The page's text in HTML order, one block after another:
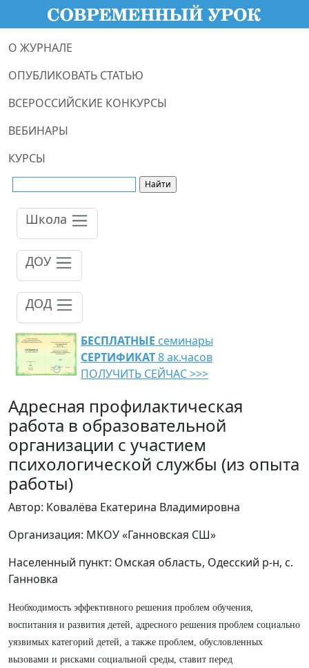
О ЖУРНАЛЕ
ОПУБЛИКОВАТЬ СТАТЬЮ
ВСЕРОССИЙСКИЕ КОНКУРСЫ
ВЕБИНАРЫ
КУРСЫ
Школа
ДОУ
ДОД
БЕСПЛАТНЫЕ семинары
СЕРТИФИКАТ8 ак.часов
ПОЛУЧИТЬ СЕЙЧАС >>>
Адресная профилактическая
работа в образовательной
организации с участием
психологической службы (из опыта
работы)
Автор: Ковалёва Екатерина Владимировна
Организация: МКОУ «Ганновская СШ»
Населенный пункт: Омская область, Одесский р-н, с.
Ганновка
Необходимость эффективного решения проблем обучения,
воспитания и развития детей, адресного решения проблем социально
уязвимых категорий детей, а также проблем, обусловленных
вызовами и рисками социальной среды, ставит перед